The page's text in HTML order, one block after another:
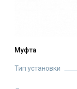
Муфта
Тип установки